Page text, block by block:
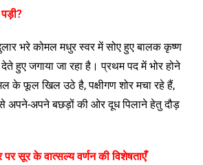
भरे कोमल मधुर स्वर में सोए हुए बालक कृष्ण
हुए जगाया जा रहा है। प्रथम पद में भोर होने
के फूल खिल उठे है, पक्षीगण शोर मचा रहे हैं,
अपने-अपने बछड़ों की ओर दूध पिलाने हेतु दौड़
सूर के वात्सल्य वर्णन की विशेषताएँ